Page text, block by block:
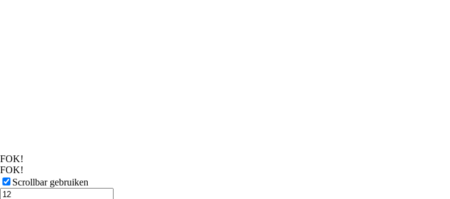
FOK!
FOK!
Scrollbar gebruiken